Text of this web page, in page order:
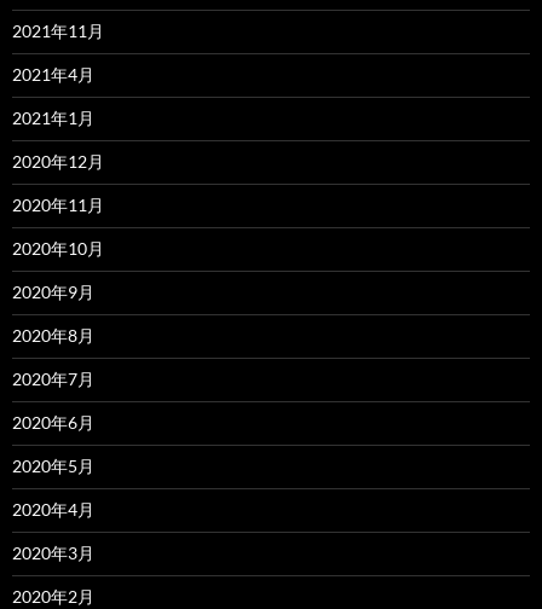
2021年11月
2021年4月
2021年1月
2020年12月
2020年11月
2020年10月
2020年9月
2020年8月
2020年7月
2020年6月
2020年5月
2020年4月
2020年3月
2020年2月